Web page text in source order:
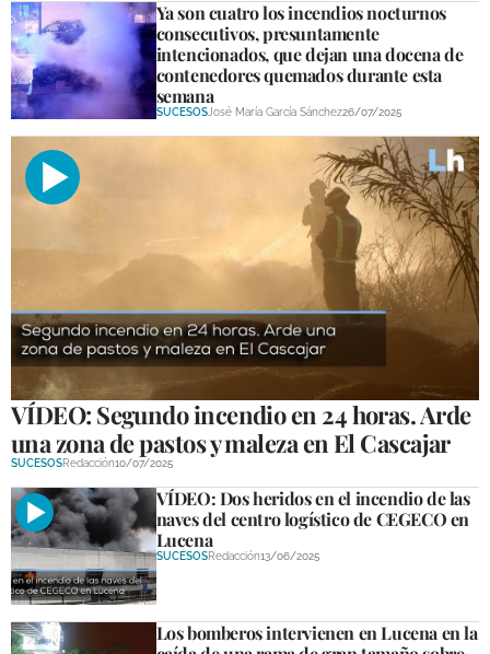
Ya son cuatro los incendios nocturnos
consecutivos, presuntamente
intencionados, que dejan una docena de
contenedores quemados durante esta
semana
SUCESOSJosé María García Sánchez26/07/2025
VÍDEO: Segundo incendio en 24 horas. Arde
una zona de pastos y maleza en El Cascajar
SUCESOSRedacción10/07/2025
VÍDEO: Dos heridos en el incendio de las
naves del centro logístico de CEGECO en
Lucena
SUCESOSRedacción13/06/2025
Los bomberos intervienen en Lucena en la